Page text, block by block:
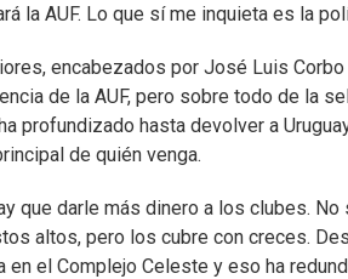
la AUF. Lo que sí me inquieta es la
encabezados por José Luis
de la AUF, pero sobre todo de la
profundizado hasta devolver a
de quién venga.
que darle más dinero a los clubes.
altos, pero los cubre con creces.
el Complejo Celeste y eso ha